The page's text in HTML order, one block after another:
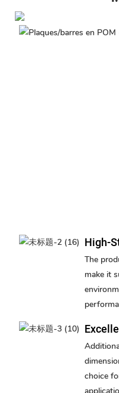
High-
The
make it
choice